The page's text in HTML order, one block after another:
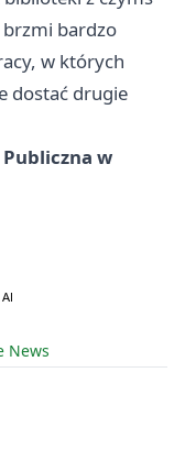
brzmi bardzo
w których
dostać drugie
w
News